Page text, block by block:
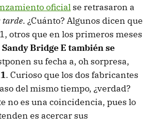
oficial se retrasaron a
tarde. ¿Cuánto? Algunos dicen que
otros que en los primeros meses
Bridge E también se
su fecha a, oh sorpresa,
. Curioso que los dos fabricantes
del mismo tiempo, ¿verdad?
no es una coincidencia, pues lo
es acercar sus